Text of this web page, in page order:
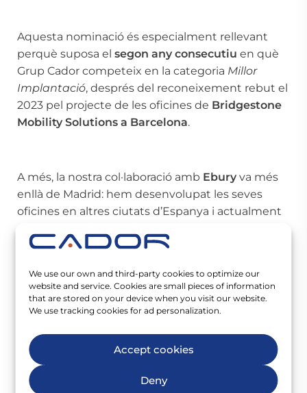
We use our own and third-party cookies to optimize our
website and service. Cookies are small pieces of information
that are stored on your device when you visit our website.
We use tracking cookies for ad personalization.
Accept cookies
Deny
Aquesta nominació és especialment rellevant
perquè suposa el segon any consecutiu en què
Grup Cador competeix en la categoria Millor
Implantació, després del reconeixement rebut el
2023 pel projecte de les oficines de Bridgestone
Mobility Solutions a Barcelona.
A més, la nostra col·laboració amb Ebury va més
enllà de Madrid: hem desenvolupat les seves
oficines en altres ciutats d’Espanya i actualment
d’expansió internacional, aportant un model
coherència global amb adaptació local.
Agraïm a l’AEOper impulsar aquests premis que
celebren l’excel·lència en el sector, i ens sentim
orgullosos que aquest projecte reflecteixi el
nostre compromís amb elfutur de les oficines